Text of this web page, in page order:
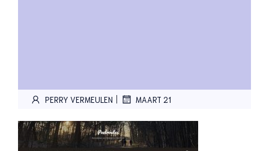
PERRY VERMEULEN | MAART 21